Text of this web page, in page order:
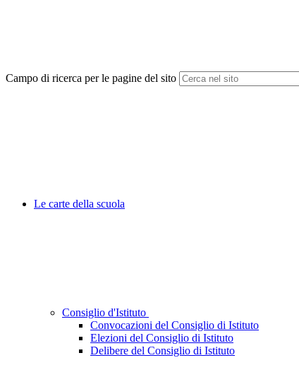
Campo di ricerca per le pagine del sito
Le carte della scuola
Consiglio d'Istituto
Convocazioni del Consiglio di Istituto
Elezioni del Consiglio di Istituto
Delibere del Consiglio di Istituto